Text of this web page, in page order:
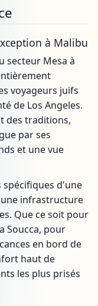
à Malibu
secteur Mesa à
voyageurs juifs
de Los Angeles.
des traditions,
par ses
et une vue
spécifiques d'une
infrastructure
Que ce soit pour
Soucca, pour
en bord de
haut de
les plus prisés